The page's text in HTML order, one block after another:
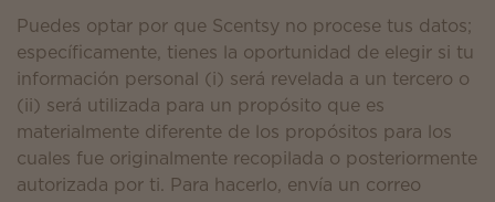
Puedes optar por que Scentsy no procese tus datos;
específicamente, tienes la oportunidad de elegir si tu
información personal (i) será revelada a un tercero o
(ii) será utilizada para un propósito que es
materialmente diferente de los propósitos para los
cuales fue originalmente recopilada o posteriormente
autorizada por ti. Para hacerlo, envía un correo